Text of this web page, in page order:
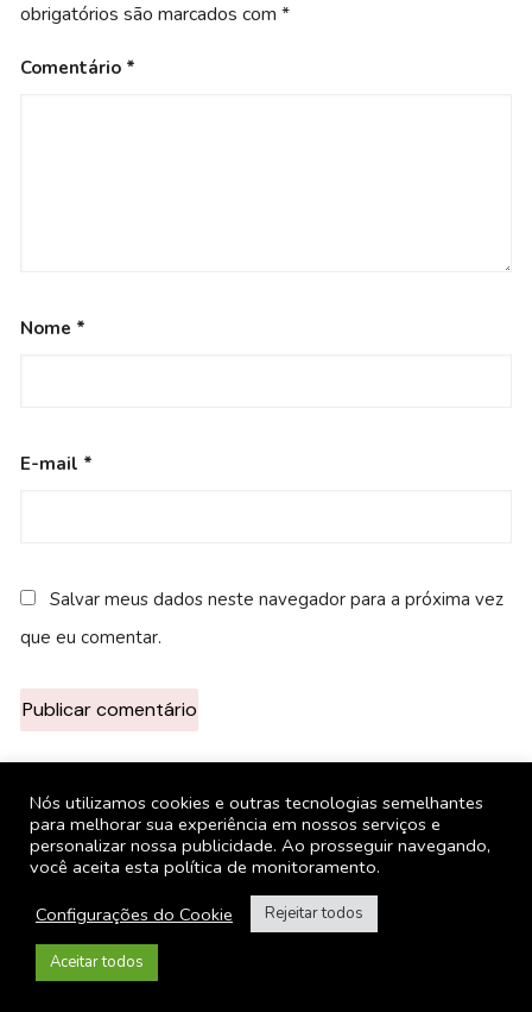
obrigatórios são marcados com*
Comentário *
Nome *
E-mail *
Salvar meus dados neste navegador para a próxima vez
que eu comentar.
Twitter
Instagram
Nós utilizamos cookies e outras tecnologias semelhantes
para melhorar sua experiência em nossos serviços e
personalizar nossa publicidade. Ao prosseguir navegando,
você aceita esta política de monitoramento.
Configurações do Cookie
Rejeitar todos
Aceitar todos